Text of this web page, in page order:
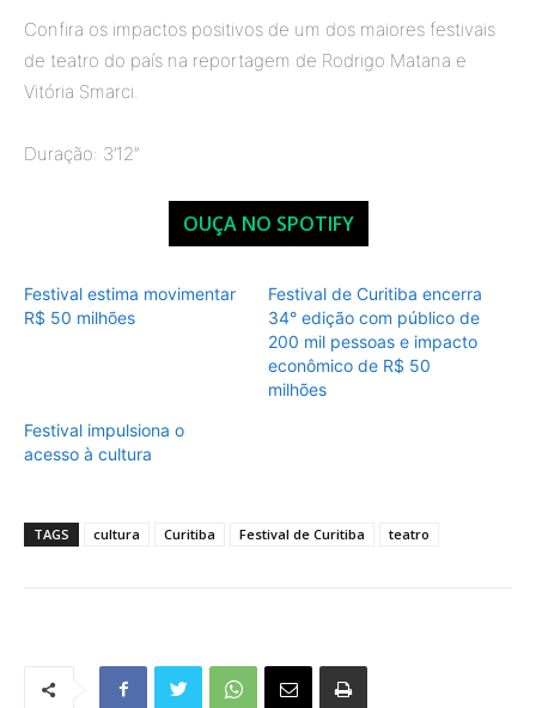
Confira os impactos positivos de um dos maiores festivais
de teatro do país na reportagem de Rodrigo Matana e
Vitória Smarci.
Duração: 3’12”
OUÇA NO SPOTIFY
Festival estima movimentar
R$ 50 milhões
Festival de Curitiba encerra
34° edição com público de
200 mil pessoas e impacto
econômico de R$ 50
milhões
Festival impulsiona o
acesso à cultura
TAGS cultura Curitiba Festival de Curitiba teatro